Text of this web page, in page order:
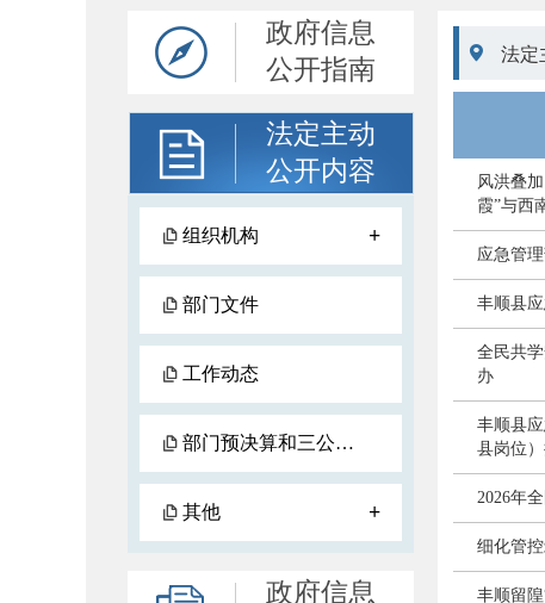
政府信息
公开指南
法定主动
公开内容
组织机构 +
部门文件
工作动态
部门预决算和三公经费预决算
其他 +
政府信息
 法定
风洪叠
霞”与西
应急管
丰顺县
全民共
办
丰顺县
县岗位
2026年
细化管
丰顺留